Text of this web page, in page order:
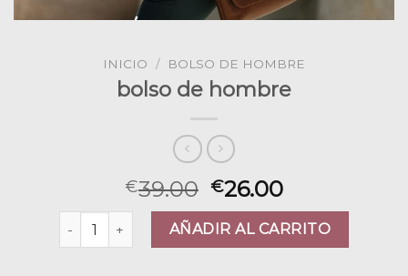
INICIO / BOLSO DE HOMBRE
bolso de hombre
€39.00 €26.00
bolso de hombre cantidadAÑADIR AL CARRITO